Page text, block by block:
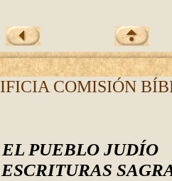
COMISIÓN
EL PUEBLO JUDÍO
ESCRITURAS